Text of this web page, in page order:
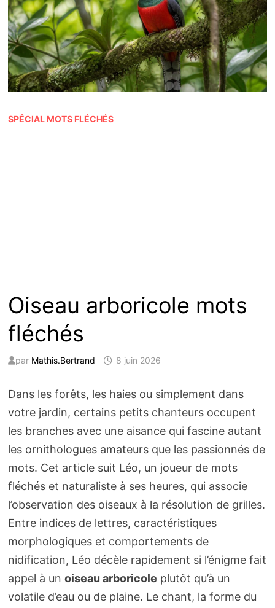
SPÉCIAL MOTS FLÉCHÉS
Oiseau arboricole mots
fléchés
par Mathis.Bertrand 8 juin 2026
Dans les forêts, les haies ou simplement dans
votre jardin, certains petits chanteurs occupent
les branches avec une aisance qui fascine autant
les ornithologues amateurs que les passionnés de
mots. Cet article suit Léo, un joueur de mots
fléchés et naturaliste à ses heures, qui associe
l’observation des oiseaux à la résolution de grilles.
Entre indices de lettres, caractéristiques
morphologiques et comportements de
nidification, Léo décèle rapidement si l’énigme fait
appel à un oiseau arboricole plutôt qu’à un
volatile d’eau ou de plaine. Le chant, la forme du